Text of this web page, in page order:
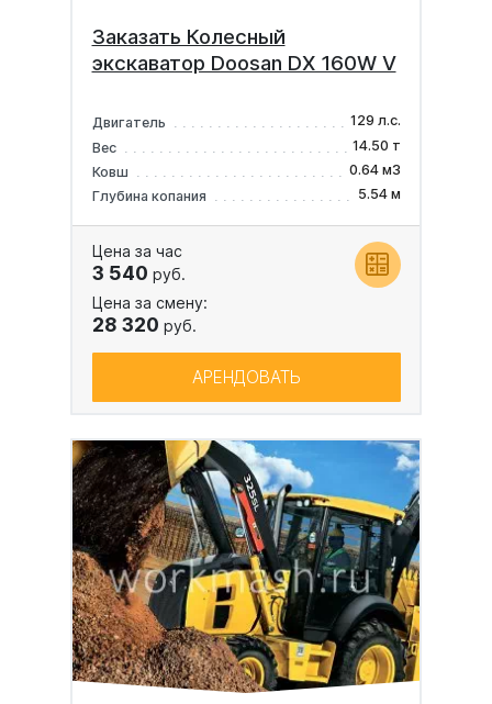
Заказать Колесный
экскаватор Doosan DX 160W V
Двигатель
129 л.с.
Вес
14.50 т
Ковш
0.64 м3
Глубина копания
5.54 м
Цена за час
3 540 руб.
Цена за смену:
28 320 руб.
АРЕНДОВАТЬ